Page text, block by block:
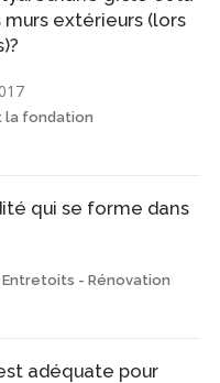
extérieurs (lors
la fondation
qui se forme dans
Entretoits - Rénovation
adéquate pour